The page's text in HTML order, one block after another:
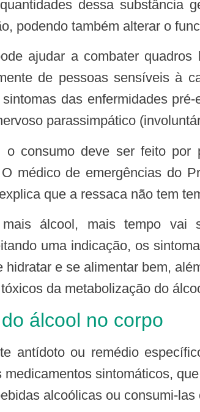
dessa substância
podendo também alterar o
de pessoas sensíveis à
das enfermidades
parassimpático
médico de emergências do
que a ressaca não tem
uma indicação, os
hidratar e se alimentar bem,
da metabolização do
álcool no corpo
medicamentos sintomáticos,
alcoólicas ou consumi-las